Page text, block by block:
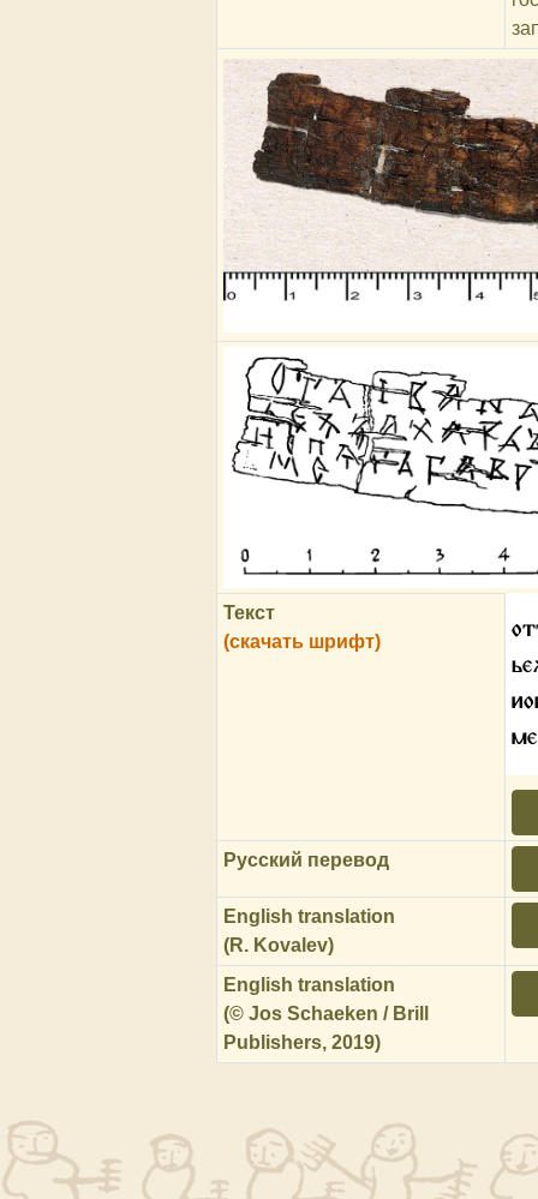
Текст
(скачать шрифт)
ме
Русский перевод
English translation
(R. Kovalev)
English translation
(© Jos Schaeken / Brill
Publishers, 2019)